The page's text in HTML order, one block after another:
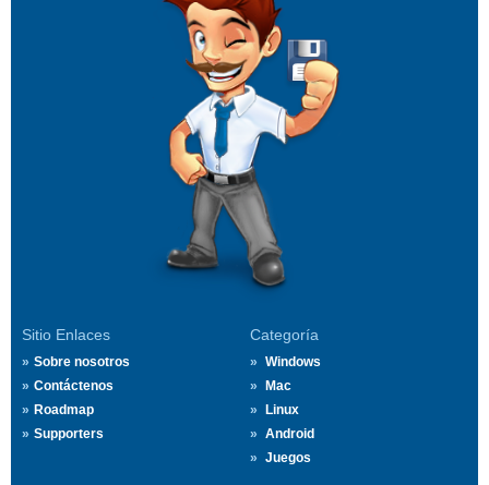
Sitio Enlaces
Sobre nosotros
Contáctenos
Roadmap
Supporters
Categoría
Windows
Mac
Linux
Android
Juegos